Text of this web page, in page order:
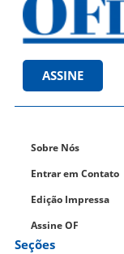
ASSINE
Sobre Nós
Entrar em Contato
Edição Impressa
Assine OF
Seções